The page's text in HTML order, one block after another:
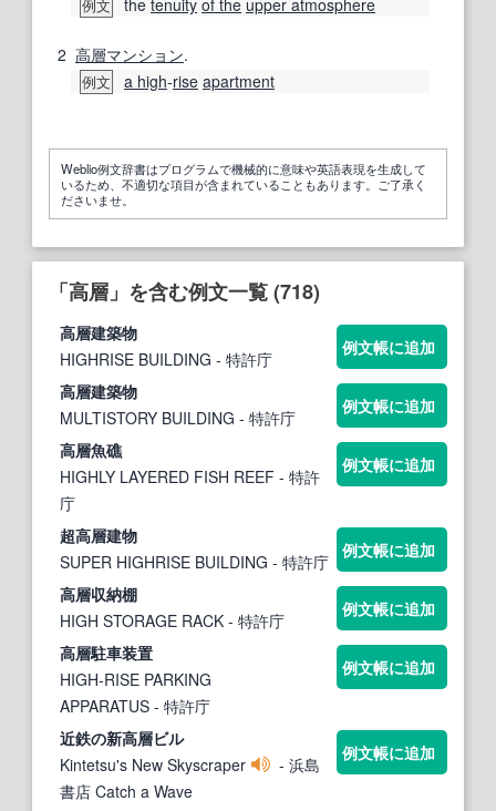
例文 the tenuity of the upper atmosphere
2 高層マンション.
例文 a high‐rise apartment
Weblio例文辞書はプログラムで機械的に意味や英語表現を生成して
いるため、不適切な項目が含まれていることもあります。ご了承く
ださいませ。
「高層」を含む例文一覧 (718)
高層建築物
HIGHRISE BUILDING - 特許庁
例文帳に追加
高層建築物
MULTISTORY BUILDING - 特許庁
例文帳に追加
高層魚礁
HIGHLY LAYERED FISH REEF - 特許
庁
例文帳に追加
超高層建物
SUPER HIGHRISE BUILDING - 特許庁
例文帳に追加
高層収納棚
HIGH STORAGE RACK - 特許庁
例文帳に追加
高層駐車装置
HIGH-RISE PARKING
APPARATUS - 特許庁
例文帳に追加
近鉄の新高層ビル
Kintetsu's New Skyscraper
- 浜島
書店 Catch a Wave
例文帳に追加